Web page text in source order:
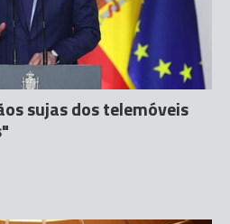
sujas dos telemóveis